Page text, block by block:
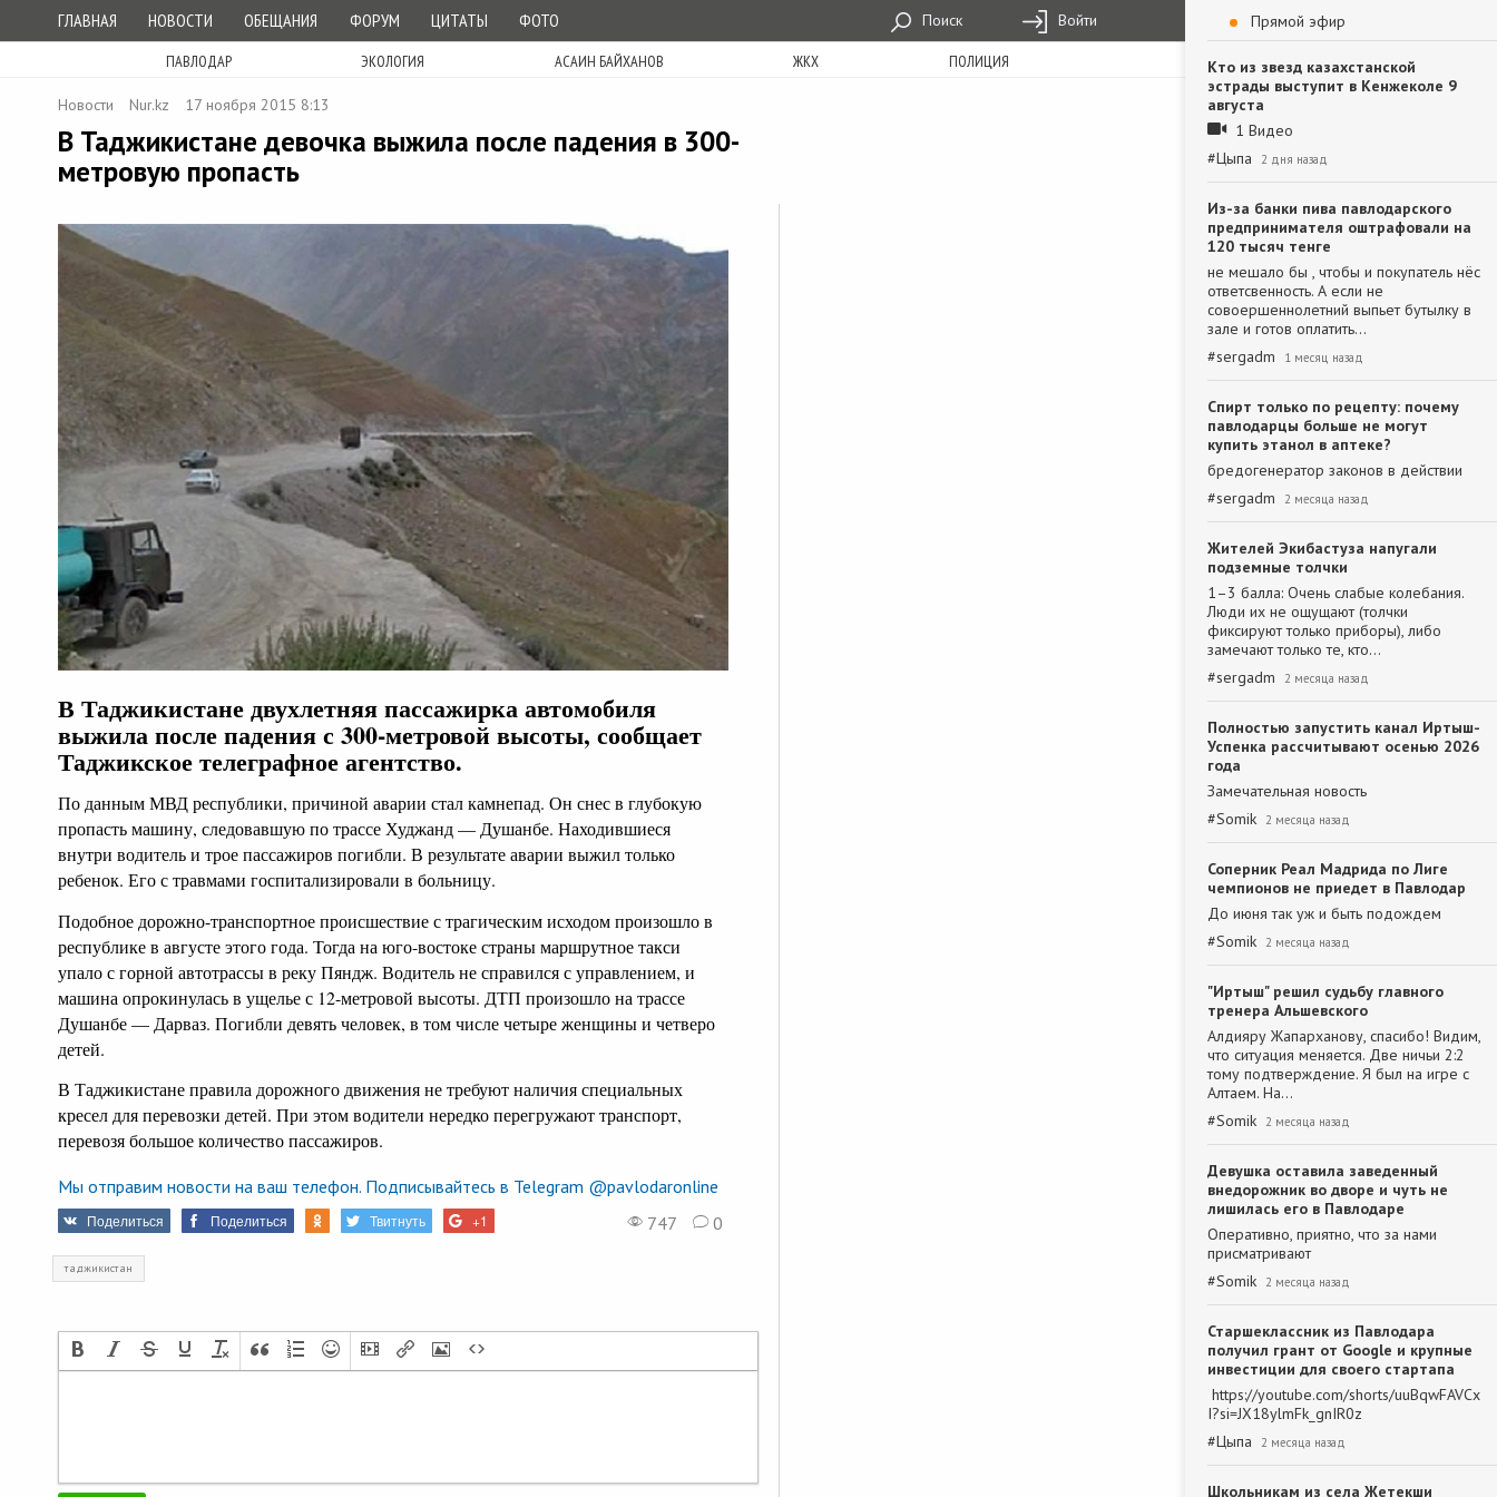
ГЛАВНАЯ НОВОСТИ ОБЕЩАНИЯ ФОРУМ ЦИТАТЫ ФОТО Поиск Войти
ПАВЛОДАР ЭКОЛОГИЯ АСАИН БАЙХАНОВ ЖКХ ПОЛИЦИЯ
Новости Nur.kz 17 ноября 2015 8:13
В Таджикистане девочка выжила после падения в 300-
метровую пропасть
В Таджикистане двухлетняя пассажирка автомобиля
выжила после падения с 300-метровой высоты, сообщает
Таджикское телеграфное агентство.
По данным МВД республики, причиной аварии стал камнепад. Он снес в глубокую
пропасть машину, следовавшую по трассе Худжанд — Душанбе. Находившиеся
внутри водитель и трое пассажиров погибли. В результате аварии выжил только
ребенок. Его с травмами госпитализировали в больницу.
Подобное дорожно-транспортное происшествие с трагическим исходом произошло в
республике в августе этого года. Тогда на юго-востоке страны маршрутное такси
упало с горной автотрассы в реку Пяндж. Водитель не справился с управлением, и
машина опрокинулась в ущелье с 12-метровой высоты. ДТП произошло на трассе
Душанбе — Дарваз. Погибли девять человек, в том числе четыре женщины и четверо
детей.
В Таджикистане правила дорожного движения не требуют наличия специальных
кресел для перевозки детей. При этом водители нередко перегружают транспорт,
перевозя большое количество пассажиров.
Мы отправим новости на ваш телефон. Подписывайтесь в Telegram @pavlodaronline
Поделиться Поделиться Твитнуть +1 747 0
таджикистан
Прямой эфир
Кто из звезд казахстанской
эстрады выступит в Кенжеколе 9
августа
1 Видео
#Цыпа 2 дня назад
Из-за банки пива павлодарского
предпринимателя оштрафовали на
120 тысяч тенге
не мешало бы , чтобы и покупатель нёс
ответсвенность. А если не
совоершеннолетний выпьет бутылку в
зале и готов оплатить…
#sergadm 1 месяц назад
Спирт только по рецепту: почему
павлодарцы больше не могут
купить этанол в аптеке?
бредогенератор законов в действии
#sergadm 2 месяца назад
Жителей Экибастуза напугали
подземные толчки
1–3 балла: Очень слабые колебания.
Люди их не ощущают (толчки
фиксируют только приборы), либо
замечают только те, кто…
#sergadm 2 месяца назад
Полностью запустить канал Иртыш-
Успенка рассчитывают осенью 2026
года
Замечательная новость
#Somik 2 месяца назад
Соперник Реал Мадрида по Лиге
чемпионов не приедет в Павлодар
До июня так уж и быть подождем
#Somik 2 месяца назад
"Иртыш" решил судьбу главного
тренера Альшевского
Алдияру Жапарханову, спасибо! Видим,
что ситуация меняется. Две ничьи 2:2
тому подтверждение. Я был на игре с
Алтаем. На…
#Somik 2 месяца назад
Девушка оставила заведенный
внедорожник во дворе и чуть не
лишилась его в Павлодаре
Оперативно, приятно, что за нами
присматривают
#Somik 2 месяца назад
Старшеклассник из Павлодара
получил грант от Google и крупные
инвестиции для своего стартапа
https://youtube.com/shorts/uuBqwFAVCx
I?si=JX18ylmFk_gnIR0z
#Цыпа 2 месяца назад
Школьникам из села Жетекши